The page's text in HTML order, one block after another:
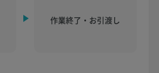
作業終了・お引渡し